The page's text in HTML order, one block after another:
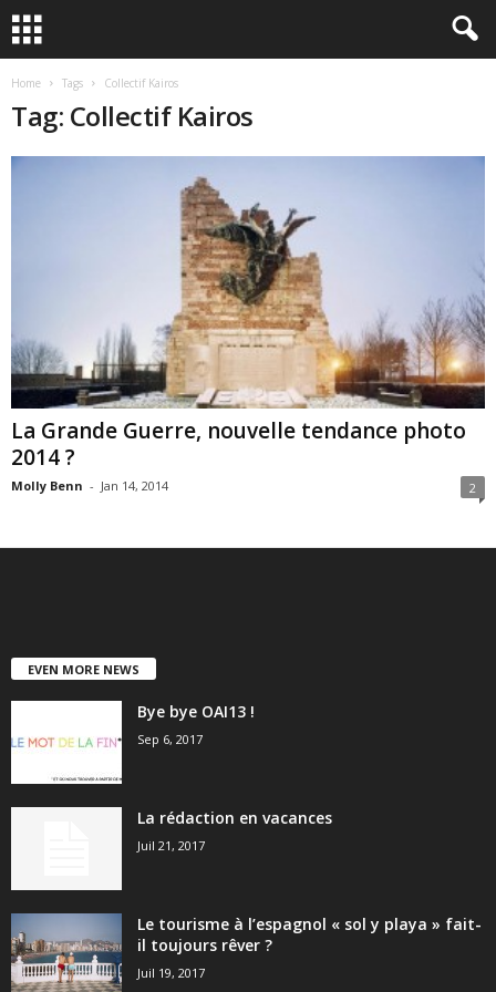
Home Tags Collectif Kairos
Tag: Collectif Kairos
La Grande Guerre, nouvelle tendance photo
2014 ?
Molly Benn - Jan 14, 2014 2
EVEN MORE NEWS
Bye bye OAI13 !
Sep 6, 2017
La rédaction en vacances
Juil 21, 2017
Le tourisme à l’espagnol « sol y playa » fait-
il toujours rêver ?
Juil 19, 2017